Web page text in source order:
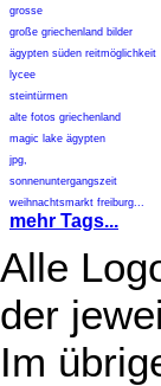
grosse
große griechenland bilder
ägypten süden reitmöglichkeit
lycee
steintürmen
alte fotos griechenland
magic lake ägypten
jpg,
sonnenuntergangszeit
weihnachtsmarkt freiburg...
mehr Tags...
Alle
der
Im